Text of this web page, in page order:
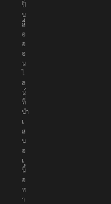
เ
ป็
น
สื่
อ
อ
อ
น
ไ
ล
น์
ที่
นำ
เ
ส
น
อ
เ
นื้
อ
ห